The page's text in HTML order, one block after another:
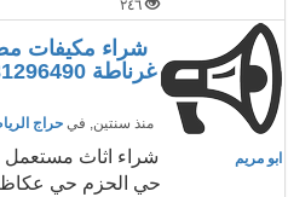
٢٤٦
شراء مكيفات
غرناطة 0531296490
منذ سنتين, في حراج
ابو مريم
شراء اثاث مستعمل
حي الحزم حي عكاظ